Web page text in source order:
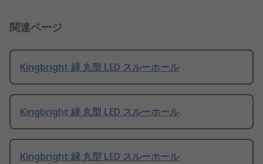
関連ページ
Kingbright 緑 丸型 LED スルーホール
Kingbright 緑 丸型 LED スルーホール
Kingbright 緑 丸型 LED スルーホール